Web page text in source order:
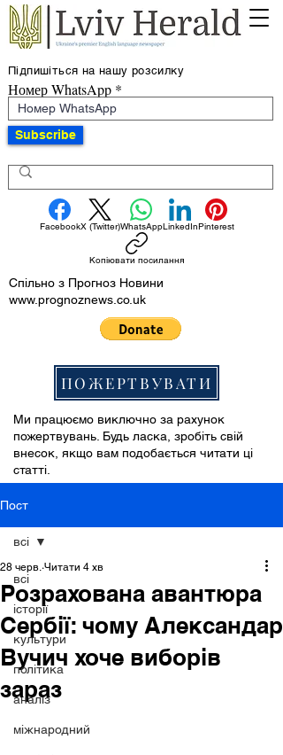
Підпишіться на нашу розсилку
Номер WhatsApp
Subscribe
FacebookX (Twitter)WhatsAppLinkedInPinterest
Копіювати посилання
Спільно з Прогноз Новини
www.prognoznews.co.uk
ПОЖЕРТВУВАТИ
Ми працюємо виключно за рахунок
пожертвувань. Будь ласка, зробіть свій
внесок, якщо вам подобається читати ці
статті.
Пост
всі
історії
культури
політика
аналіз
міжнародний
всі
Розрахована авантюра
Сербії: чому Александар
Вучич хоче виборів
зараз
28 черв. Читати 4 хв